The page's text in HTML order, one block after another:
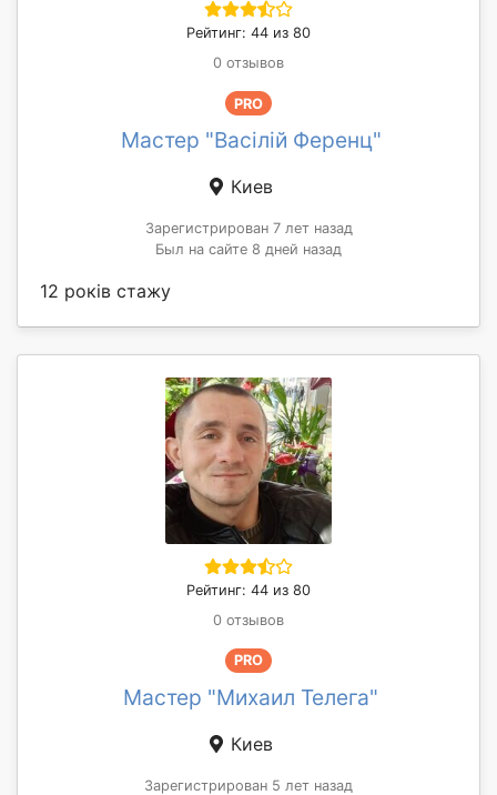
Рейтинг: 44 из 80
0 отзывов
PRO
Мастер "Васілій Ференц"
Киев
Зарегистрирован 7 лет назад
Был на сайте 8 дней назад
12 років стажу
Рейтинг: 44 из 80
0 отзывов
PRO
Мастер "Михаил Телега"
Киев
Зарегистрирован 5 лет назад